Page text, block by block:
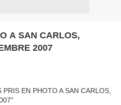
A SAN CARLOS,
2007